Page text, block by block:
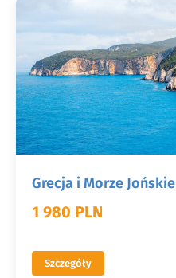
Grecja i Morze Jońskie
1 980 PLN
Szczegóły